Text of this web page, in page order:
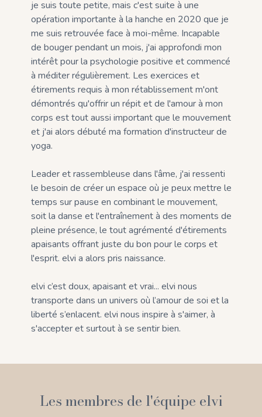
je suis toute petite, mais c'est suite à une
opération importante à la hanche en 2020 que je
me suis retrouvée face à moi-même. Incapable
de bouger pendant un mois, j'ai approfondi mon
intérêt pour la psychologie positive et commencé
à méditer régulièrement. Les exercices et
étirements requis à mon rétablissement m'ont
démontrés qu'offrir un répit et de l'amour à mon
corps est tout aussi important que le mouvement
et j'ai alors débuté ma formation d'instructeur de
yoga.
Leader et rassembleuse dans l'âme, j'ai ressenti
le besoin de créer un espace où je peux mettre le
temps sur pause en combinant le mouvement,
soit la danse et l'entraînement à des moments de
pleine présence, le tout agrémenté d'étirements
apaisants offrant juste du bon pour le corps et
l'esprit. elvi a alors pris naissance.
elvi c’est doux, apaisant et vrai... elvi nous
transporte dans un univers où l’amour de soi et la
liberté s’enlacent. elvi nous inspire à s'aimer, à
s'accepter et surtout à se sentir bien.
Les membres de l'équipe elvi